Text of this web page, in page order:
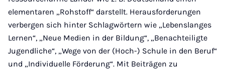
elementaren „Rohstoff“ darstellt. Herausforderungen
verbergen sich hinter Schlagwörtern wie „Lebenslanges
Lernen“, „Neue Medien in der Bildung“, „Benachteiligte
Jugendliche“, „Wege von der (Hoch-) Schule in den Beruf“
und „Individuelle Förderung“. Mit Beiträgen zu